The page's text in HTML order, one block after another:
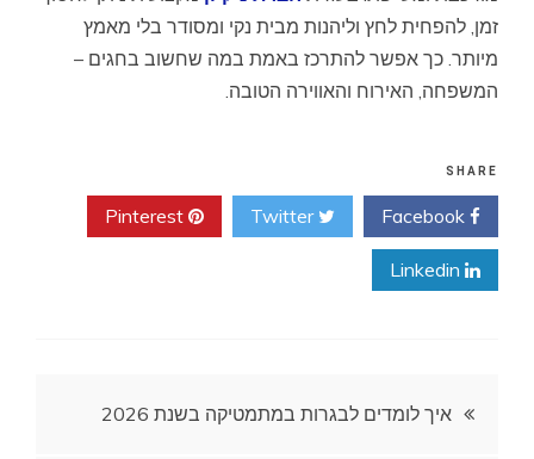
זמן, להפחית לחץ וליהנות מבית נקי ומסודר בלי מאמץ
מיותר. כך אפשר להתרכז באמת במה שחשוב בחגים –
המשפחה, האירוח והאווירה הטובה.
SHARE
Twitter
ניווטאיך לומדים לבגרות במתמטיקה בשנת 2026